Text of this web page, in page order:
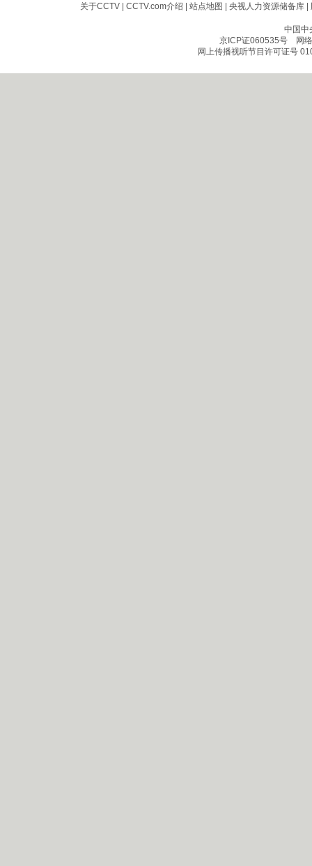
关于CCTV| CCTV.com介绍 | 站点地图 | 央视人力资源储备库|
中国中
京ICP证060535号网络
网上传播视听节目许可证号